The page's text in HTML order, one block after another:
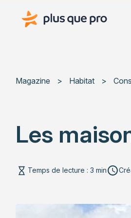
Plus que pro Mag'
Magazine > Habitat >
Les
Temps de lecture : 3 min